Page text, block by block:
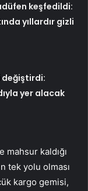
keşfedildi:
yıllardır gizli
değiştirdi:
yer alacak
mahsur kaldığı
tek yolu olması
kargo gemisi,